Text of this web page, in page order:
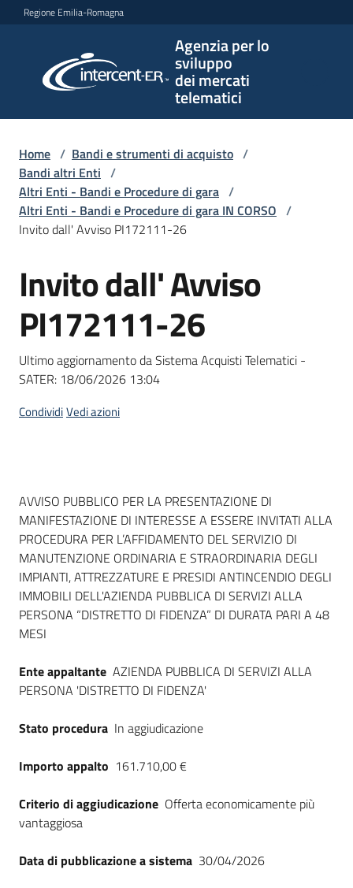
Vai al contenuto
Vai alla navigazione
Vai al footer
Regione Emilia-Romagna
Agenzia per lo
sviluppo
dei mercati
telematici
per lo
sviluppo
telematici
L'Agenzia
Bandi
strumenti
acquisto
telematiche
English
su
Home / Bandi e strumenti di acquisto /
Bandi altri Enti /
Altri Enti - Bandi e Procedure di gara /
Altri Enti - Bandi e Procedure di gara IN CORSO /
Invito dall' Avviso PI172111-26
Salta al contenuto
Invito dall' Avviso
PI172111-26
Ultimo aggiornamento da Sistema Acquisti Telematici -
SATER: 18/06/2026 13:04
CondividiVedi azioni
Dati del bando
AVVISO PUBBLICO PER LA PRESENTAZIONE DI
MANIFESTAZIONE DI INTERESSE A ESSERE INVITATI ALLA
PROCEDURA PER L’AFFIDAMENTO DEL SERVIZIO DI
MANUTENZIONE ORDINARIA E STRAORDINARIA DEGLI
IMPIANTI, ATTREZZATURE E PRESIDI ANTINCENDIO DEGLI
IMMOBILI DELL'AZIENDA PUBBLICA DI SERVIZI ALLA
PERSONA “DISTRETTO DI FIDENZA” DI DURATA PARI A 48
MESI
Ente appaltante AZIENDA PUBBLICA DI SERVIZI ALLA
PERSONA 'DISTRETTO DI FIDENZA'
Stato procedura In aggiudicazione
Importo appalto 161.710,00 €
Criterio di aggiudicazione Offerta economicamente più
vantaggiosa
Data di pubblicazione a sistema 30/04/2026